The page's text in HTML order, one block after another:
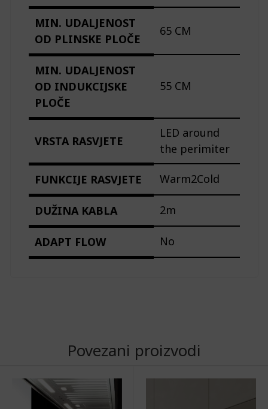
MIN. UDALJENOST
OD PLINSKE PLOČE
65 CM
MIN. UDALJENOST
OD INDUKCIJSKE
PLOČE
55 CM
VRSTA RASVJETE
LED around
the perimiter
FUNKCIJE RASVJETE Warm2Cold
DUŽINA KABLA 2m
ADAPT FLOW No
Povezani proizvodi